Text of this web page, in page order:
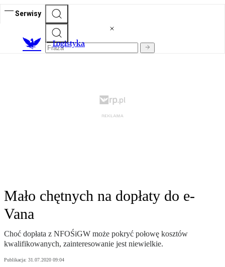
Serwisy
Logistyka
Mało chętnych na dopłaty do e-
Vana
Choć dopłata z NFOŚiGW może pokryć połowę kosztów
kwalifikowanych, zainteresowanie jest niewielkie.
Publikacja: 31.07.2020 09:04